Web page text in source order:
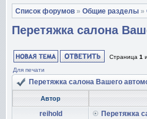
Список форумов » Общие разделы »
Перетяжка салона
Страница 1
Для печати
Перетяжка салона Вашего
Автор
reihold Перетяжка